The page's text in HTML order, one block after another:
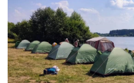
Второй съезд
Третий съезд
Четвертый съезд
Пятый съезд
Шестой съезд
ОФ «Фонд содействия
склерозом»
Новости: Казахстан